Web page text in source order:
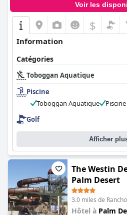
Voir les
$
Information
Catégories
Toboggan Aquatique
Piscine
Toboggan Aquatique
Golf
Afficher
The Westin
Palm Desert
3.0 miles de
Hôtel à Palm